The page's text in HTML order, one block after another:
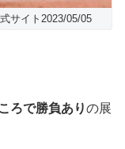
サイト2023/05/05
ろで勝負ありの展